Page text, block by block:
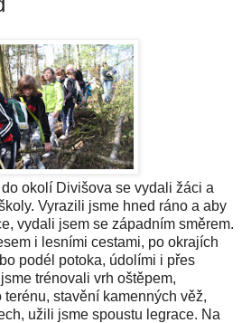
okolí Divišova se vydali žáci a
Vyrazili jsme hned ráno a aby
vydali jsem se západním směrem.
i lesními cestami, po okrajích
podél potoka, údolími i přes
trénovali vrh oštěpem,
stavění kamenných věž,
užili jsme spoustu legrace. Na